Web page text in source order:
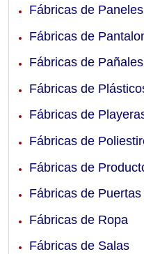
Fábricas de
Fábricas de
Fábricas de Pañales
Fábricas de
Fábricas de
Fábricas de
Fábricas de
Fábricas de Puertas
Fábricas de Ropa
Fábricas de Salas